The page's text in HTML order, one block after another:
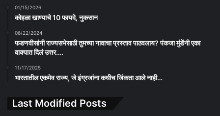
01/15/2026
कोहळा खाण्याचे 10 फायदे, नुकसान
06/22/2024
फडणवीसांनी राज्यसभेसाठी तुमच्या नावाचा प्रस्ताव पाठवलाय? पंकजा मुंडेंनी एका
वाक्यात दिलं उत्तर….
11/17/2025
भारतातील एकमेव राज्य, जे इंग्रजांना कधीच जिंकता आले नाही…
Last Modified Posts